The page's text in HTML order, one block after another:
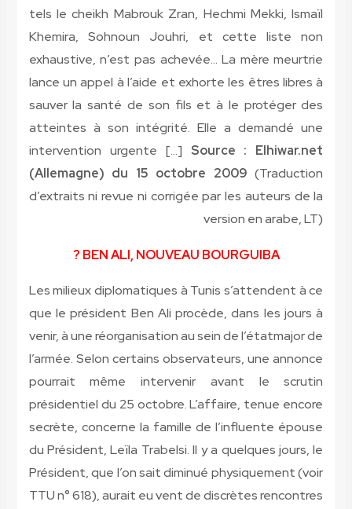
tels le cheikh Mabrouk Zran, Hechmi Mekki, Ismaïl
Khemira, Sohnoun Jouhri, et cette liste non
exhaustive, n’est pas achevée… La mère meurtrie
lance un appel à l’aide et exhorte les êtres libres à
sauver la santé de son fils et à le protéger des
atteintes à son intégrité. Elle a demandé une
intervention urgente […] Source : Elhiwar.net
(Allemagne) du 15 octobre 2009 (Traduction
d’extraits ni revue ni corrigée par les auteurs de la
version en arabe, LT)
BEN ALI, NOUVEAU BOURGUIBA ?
Les milieux diplomatiques à Tunis s’attendent à ce
que le président Ben Ali procède, dans les jours à
venir, à une réorganisation au sein de l’étatmajor de
l’armée. Selon certains observateurs, une annonce
pourrait même intervenir avant le scrutin
présidentiel du 25 octobre. L’affaire, tenue encore
secrète, concerne la famille de l’influente épouse
du Président, Leïla Trabelsi. Il y a quelques jours, le
Président, que l’on sait diminué physiquement (voir
TTU n° 618), aurait eu vent de discrètes rencontres